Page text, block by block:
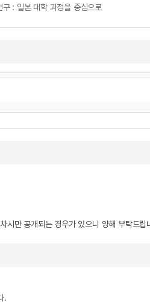
: 일본 대학 과정을 중심으로
시만 공개되는 경우가 있으니 양해 부탁드립
.